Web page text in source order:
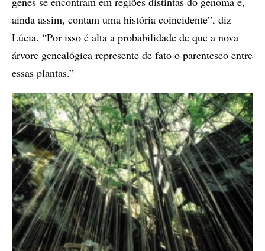
ainda assim, contam uma história coincidente”, diz
Lúcia. “Por isso é alta a probabilidade de que a nova
árvore genealógica represente de fato o parentesco entre
essas plantas.”